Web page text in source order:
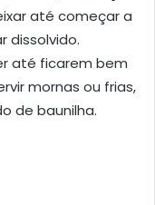
até começar a
dissolvido.
até ficarem bem
mornas ou frias,
de baunilha.